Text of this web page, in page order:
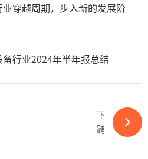
穿越周期，步入新的发展阶
行业2024年半年报总结
下一篇
跨界者泉为，半年入账1.5亿-365wm完美体育官网